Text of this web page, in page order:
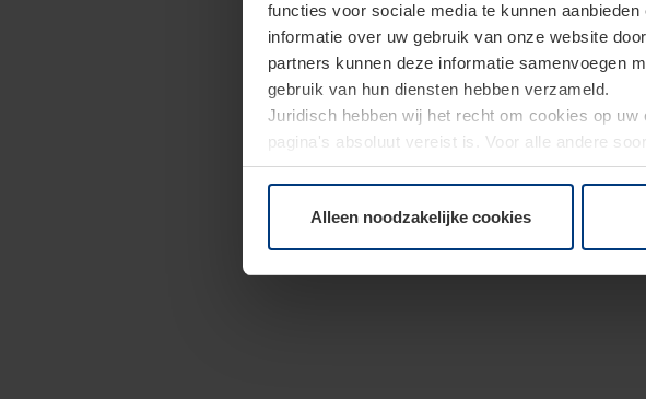
functies voor sociale media te kunnen
informatie over uw gebruik van onze website
partners kunnen deze informatie samenvoegen
gebruik van hun diensten hebben verzameld.
Juridisch hebben wij het recht om cookies op
pagina's absoluut vereist is. Voor alle andere
moment bij de uitleg van de cookies op pagina
Alleen noodzakelijke cookies